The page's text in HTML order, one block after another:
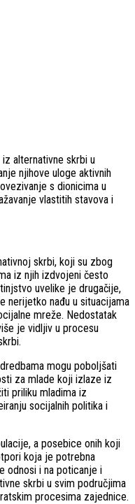
alternativne skrbi u
njihove uloge aktivnih
s dionicima u
vlastitih stavova i
skrbi, koji su zbog
iz njih izdvojeni često
uvelike je drugačije,
nerijetko nađu u situacijama
mreže. Nedostatak
je vidljiv u procesu
mogu poboljšati
za mlade koji izlaze iz
priliku mladima iz
socijalnih politika i
a posebice onih koji
koja je potrebna
odnosi i na poticanje i
skrbi u svim područjima
procesima zajednice.